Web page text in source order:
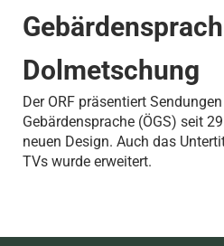
Dolmetschung
Der ORF präsentiert
Gebärdensprache (ÖGS) seit
neuen Design. Auch das
TVs wurde erweitert.